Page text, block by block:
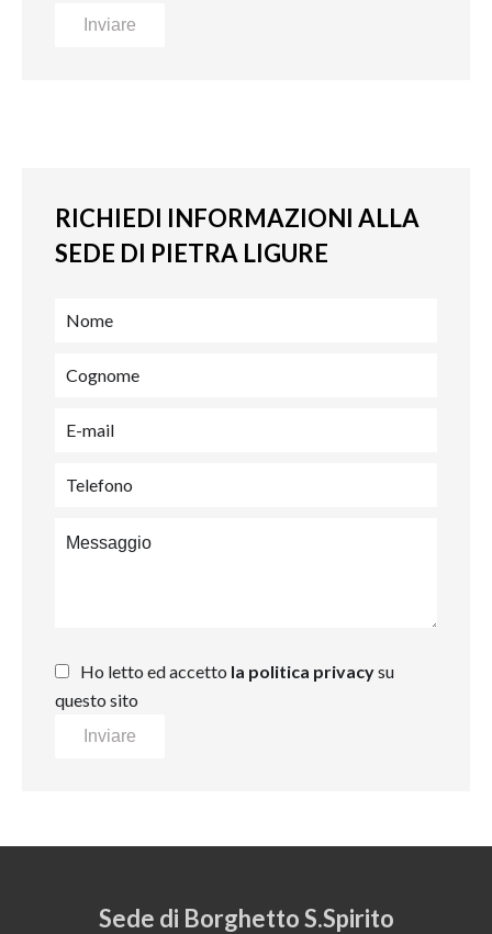
Inviare
RICHIEDI INFORMAZIONI ALLA
SEDE DI PIETRA LIGURE
Ho letto ed accetto la politica privacysu
questo sito
Inviare
Sede di Borghetto S.Spirito